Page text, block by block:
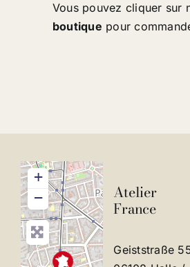
Vous pouvez cliquer sur
boutique pour
+
−
Atelier
France
Geiststraße